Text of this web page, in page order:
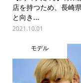
店を持つため、長崎
と向き...
2021.10.01
モデル